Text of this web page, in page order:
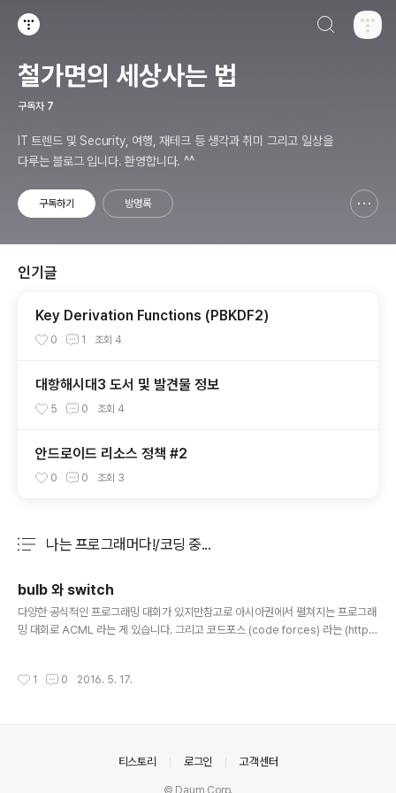
철가면의 세상사는 법
구독자 7
IT 트렌드 및 Security, 여행, 재테크 등 생각과 취미 그리고 일상을
다루는 블로그 입니다. 환영합니다. ^^
구독하기 방명록
인기글
Key Derivation Functions (PBKDF2)
0 1 조회 4
대항해시대3 도서 및 발견물 정보
5 0 조회 4
안드로이드 리소스 정책 #2
0 0 조회 3
나는 프로그래머다!/코딩 중...
bulb 와 switch
다양한 공식적인 프로그래밍 대회가 있지만참고로 아시아권에서 펼쳐지는 프로그래
밍 대회로 ACML 라는 게 있습니다. 그리고 코드포스 (code forces) 라는 (http
었네요 ㅋㅋ 저는 2016년에 가입을 햇었고 사내 프로그래밍 대회에 참여를 해보려
1 0 2016. 5. 17.
티스토리 로그인 고객센터
© Daum Corp.